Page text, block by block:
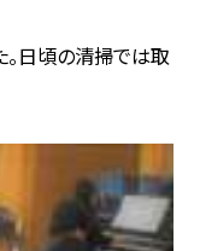
。日頃の清掃では取